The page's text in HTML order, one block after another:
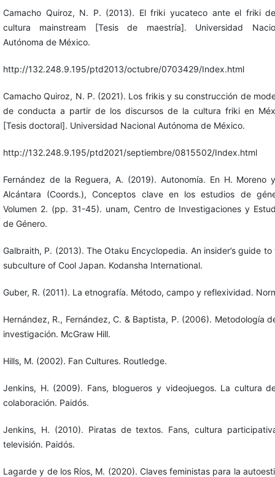
Camacho Quiroz, N. P. (2013). El friki yucateco ante el friki
cultura mainstream [Tesis de maestría]. Universidad
Autónoma de México.
http://132.248.9.195/ptd2013/octubre/0703429/Index.html
Camacho Quiroz, N. P. (2021). Los frikis y su construcción de
de conducta a partir de los discursos de la cultura friki en
[Tesis doctoral]. Universidad Nacional Autónoma de México.
http://132.248.9.195/ptd2021/septiembre/0815502/Index.html
Fernández de la Reguera, A. (2019). Autonomía. En H. Moreno
Alcántara (Coords.), Conceptos clave en los estudios de
Volumen 2. (pp. 31-45). unam, Centro de Investigaciones y
de Género.
Galbraith, P. (2013). The Otaku Encyclopedia. An insider’s guide to
subculture of Cool Japan. Kodansha International.
Guber, R. (2011). La etnografía. Método, campo y reflexividad.
Hernández, R., Fernández, C. & Baptista, P. (2006). Metodología
investigación. McGraw Hill.
Hills, M. (2002). Fan Cultures. Routledge.
Jenkins, H. (2009). Fans, blogueros y videojuegos. La cultura
colaboración. Paidós.
Jenkins, H. (2010). Piratas de textos. Fans, cultura
televisión. Paidós.
Lagarde y de los Ríos, M. (2020). Claves feministas para la